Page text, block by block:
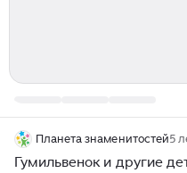
Планета знаменитостей5
Гумильвенок и другие